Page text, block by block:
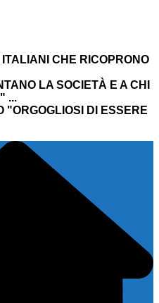
CHE RICOPRONO
LA SOCIETÀ E A CHI
...
"ORGOGLIOSI DI ESSERE